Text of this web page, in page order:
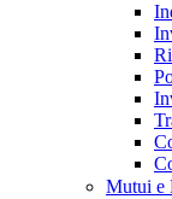
Mutui e